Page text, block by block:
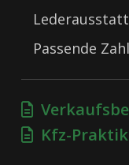
Passende
Kfz-